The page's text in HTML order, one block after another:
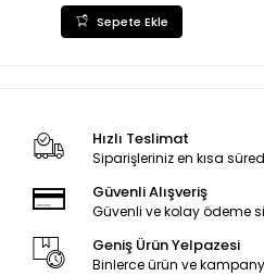
Sepete Ekle
Hızlı Teslimat
Siparişleriniz en kısa
Güvenli Alışveriş
Güvenli ve kolay ödeme
Geniş Ürün Yelpazesi
Binlerce ürün ve